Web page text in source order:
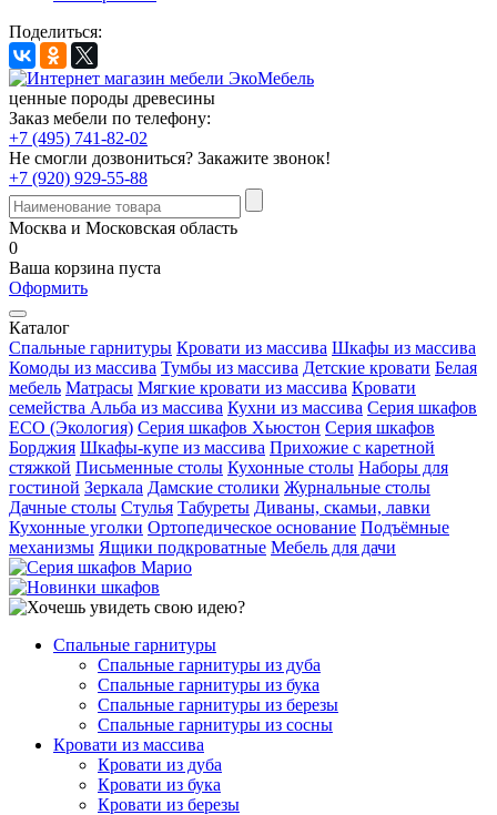
Поделиться:
ценные породы древесины
Заказ мебели по телефону:
+7 (495) 741-82-02
Не смогли дозвониться? Закажите звонок!
+7 (920) 929-55-88
Москва и Московская область
0
Ваша корзина пуста
Оформить
Каталог
Спальные гарнитуры Кровати из массива Шкафы из массива
Комоды из массива Тумбы из массива Детские кровати Белая
мебель Матрасы Мягкие кровати из массива Кровати
семейства Альба из массива Кухни из массива Серия шкафов
ECO (Экология) Серия шкафов Хьюстон Серия шкафов
Борджия Шкафы-купе из массива Прихожие с каретной
стяжкой Письменные столы Кухонные столы Наборы для
гостиной Зеркала Дамские столики Журнальные столы
Дачные столы Стулья Табуреты Диваны, скамьи, лавки
Кухонные уголки Ортопедическое основание Подъёмные
механизмы Ящики подкроватные Мебель для дачи
Спальные гарнитуры
Спальные гарнитуры из дуба
Спальные гарнитуры из бука
Спальные гарнитуры из березы
Спальные гарнитуры из сосны
Кровати из массива
Кровати из дуба
Кровати из бука
Кровати из березы